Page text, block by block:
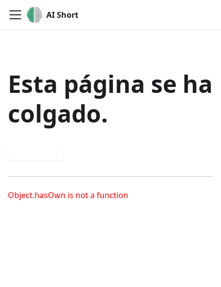
AI Short
Esta página se ha
colgado.
Object.hasOwn is not a function